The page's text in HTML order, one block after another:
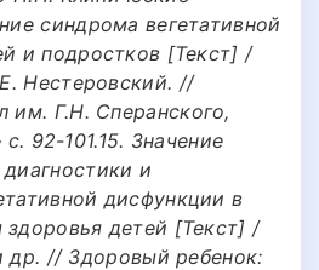
синдрома вегетативной
и подростков [Текст] /
Нестеровский. //
им. Г.Н. Сперанского,
92-101.15. Значение
и
дисфункции в
детей [Текст] /
др. // Здоровый ребенок: